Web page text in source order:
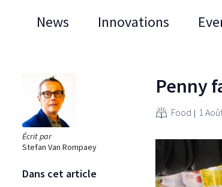
News Innovations
Écrit par
Stefan Van Rompaey
Dans cet article
Penny
Food 1